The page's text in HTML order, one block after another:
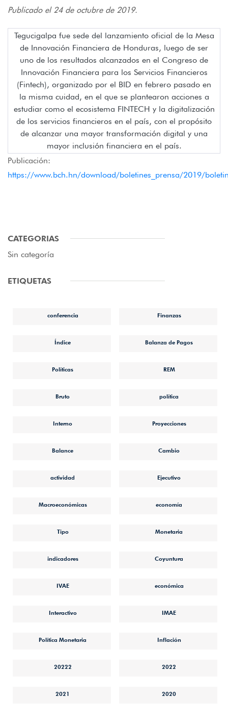
Publicado el 24 de octubre de 2019.
Tegucigalpa fue sede del lanzamiento oficial de la Mesa
de Innovación Financiera de Honduras, luego de ser
uno de los resultados alcanzados en el Congreso de
Innovación Financiera para los Servicios Financieros
(Fintech), organizado por el BID en febrero pasado en
la misma cuidad, en el que se plantearon acciones a
estudiar como el ecosistema FINTECH y la digitalización
de los servicios financieros en el país, con el propósito
de alcanzar una mayor transformación digital y una
mayor inclusión financiera en el país.
Publicación:
https://www.bch.hn/download/boletines_prensa/2019/
CATEGORIAS
Sin categoría
ETIQUETAS
conferencia Finanzas
Índice Balanza de Pagos
Políticas REM
Bruto política
Interno Proyecciones
Balance Cambio
actividad Ejecutivo
Macroeconómicas economía
Tipo Monetaria
indicadores Coyuntura
IVAE económica
Interactivo IMAE
Política Monetaria Inflación
20222 2022
2021 2020